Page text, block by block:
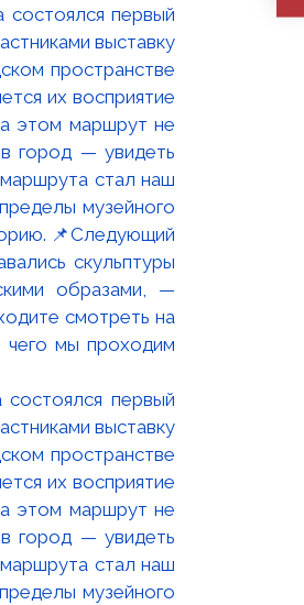
первый
выставку
пространстве
их восприятие
этом маршрут не
город — увидеть
стал наш
музейного